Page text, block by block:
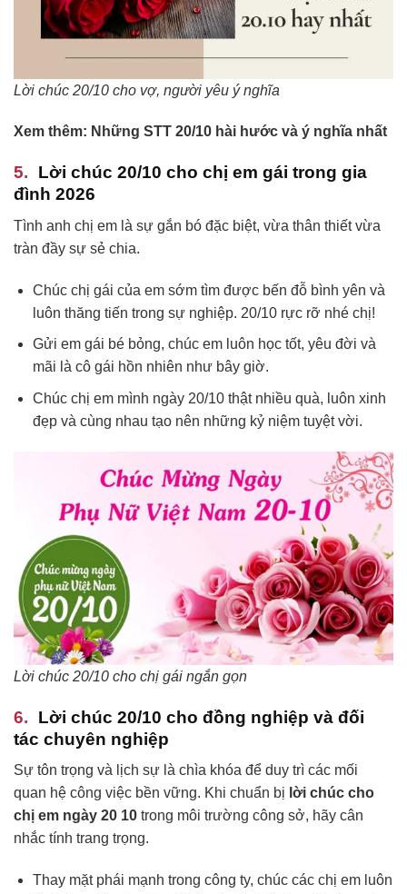
Lời chúc 20/10 cho vợ, người yêu ý nghĩa
Xem thêm: Những STT 20/10 hài hước và ý nghĩa nhất
Lời chúc 20/10 cho chị em gái trong gia
đình 2026
Tình anh chị em là sự gắn bó đặc biệt, vừa thân thiết vừa
tràn đầy sự sẻ chia.
Chúc chị gái của em sớm tìm được bến đỗ bình yên và
luôn thăng tiến trong sự nghiệp. 20/10 rực rỡ nhé chị!
Gửi em gái bé bỏng, chúc em luôn học tốt, yêu đời và
mãi là cô gái hồn nhiên như bây giờ.
Chúc chị em mình ngày 20/10 thật nhiều quà, luôn xinh
đẹp và cùng nhau tạo nên những kỷ niệm tuyệt vời.
Lời chúc 20/10 cho chị gái ngắn gọn
Lời chúc 20/10 cho đồng nghiệp và đối
tác chuyên nghiệp
Sự tôn trọng và lịch sự là chìa khóa để duy trì các mối
quan hệ công việc bền vững. Khi chuẩn bị lời chúc cho
chị em ngày 20 10 trong môi trường công sở, hãy cân
nhắc tính trang trọng.
Thay mặt phái mạnh trong công ty, chúc các chị em luôn